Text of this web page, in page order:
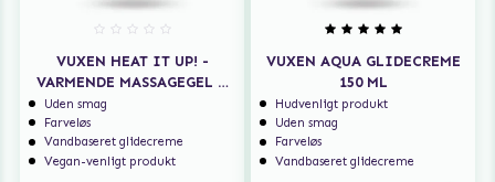
VUXEN HEAT IT UP! -
VARMENDE MASSAGEGEL &
GLIDECREME 150 ML
Uden smag
Farveløs
Vandbaseret glidecreme
Vegan-venligt produkt
VUXEN AQUA GLIDECREME
150 ML
Hudvenligt produkt
Uden smag
Farveløs
Vandbaseret glidecreme